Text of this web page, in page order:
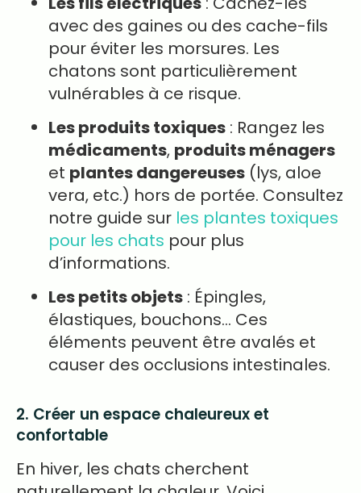
avec des gaines ou des cache-fils
pour éviter les morsures. Les
chatons sont particulièrement
vulnérables à ce risque.
Les produits toxiques : Rangez les
médicaments, produits ménagers
et plantes dangereuses (lys, aloe
vera, etc.) hors de portée. Consultez
notre guide sur les plantes toxiques
pour les chats pour plus
d’informations.
Les petits objets : Épingles,
élastiques, bouchons… Ces
éléments peuvent être avalés et
causer des occlusions intestinales.
2. Créer un espace chaleureux et
confortable
En hiver, les chats cherchent